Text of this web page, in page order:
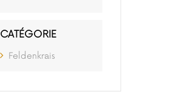
CATÉGORIE
Feldenkrais